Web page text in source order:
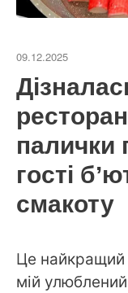
09.12.2025
гості
смакоту
Це найкращий
мій